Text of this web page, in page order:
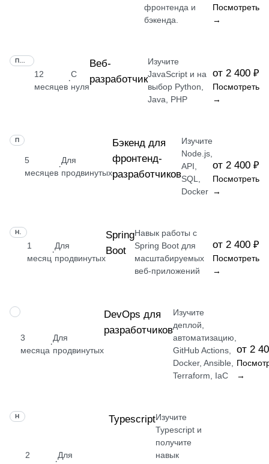
фронтенда и
бэкенда.
Посмотреть
→
12
месяцев
·
С
нуля
Веб-
разработчик
Изучите
JavaScript и на
выбор Python,
Java, PHP
от 2 400 ₽
Посмотреть
→
ПРОФЕССИЯ
5
месяцев
·
Для
продвинутых
Бэкенд для
фронтенд-
разработчиков
Изучите
Node.js,
API,
SQL,
Docker
от 2 400 ₽
Посмотреть
→
1
месяц
·
Для
продвинутых
Spring
Boot
Навык работы с
Spring Boot для
масштабируемых
веб-приложений
от 2 400 ₽
Посмотреть
→
ПРОФЕССИЯ
3
месяца
·
Для
продвинутых
DevOps для
разработчиков
Изучите
деплой,
автоматизацию,
GitHub Actions,
Docker, Ansible,
Terraform, IaC
от 2
→
НАВЫК
2
·
Для
TypescriptИзучите
Typescript и
получите
навык